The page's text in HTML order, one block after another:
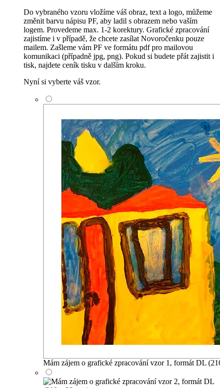
Do vybraného vzoru vložíme váš obraz, text a logo, můžeme
změnit barvu nápisu PF, aby ladil s obrazem nebo vaším
logem. Provedeme max. 1-2 korektury. Grafické zpracování
zajistíme i v případě, že chcete zasílat Novoročenku pouze
mailem. Zašleme vám PF ve formátu pdf pro mailovou
komunikaci (případně jpg, png). Pokud si budete přát zajistit i
tisk, najdete ceník tisku v dalším kroku.
Nyní si vyberte váš vzor.
Mám zájem o grafické zpracování vzor 1, formát DL